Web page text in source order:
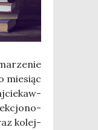
mie­siąc
kolej­